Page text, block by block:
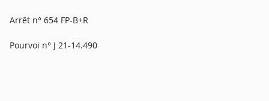
Arrêt n° 654 FP-B+R
Pourvoi n° J 21-14.490